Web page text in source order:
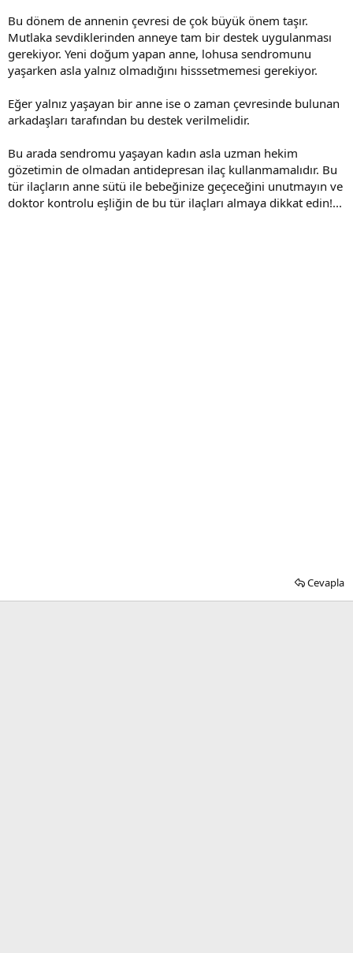
Bu dönem de annenin çevresi de çok büyük önem taşır.
Mutlaka sevdiklerinden anneye tam bir destek uygulanması
gerekiyor. Yeni doğum yapan anne, lohusa sendromunu
yaşarken asla yalnız olmadığını hisssetmemesi gerekiyor.
Eğer yalnız yaşayan bir anne ise o zaman çevresinde bulunan
arkadaşları tarafından bu destek verilmelidir.
Bu arada sendromu yaşayan kadın asla uzman hekim
gözetimin de olmadan antidepresan ilaç kullanmamalıdır. Bu
tür ilaçların anne sütü ile bebeğinize geçeceğini unutmayın ve
doktor kontrolu eşliğin de bu tür ilaçları almaya dikkat edin!...
Cevapla